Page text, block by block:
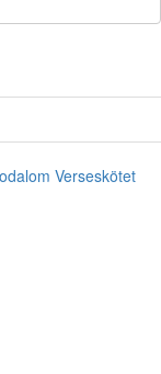
Verseskötet